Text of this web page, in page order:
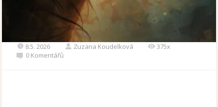
8.5. 2026 Zuzana Koudelková
375x
0 Komentářů